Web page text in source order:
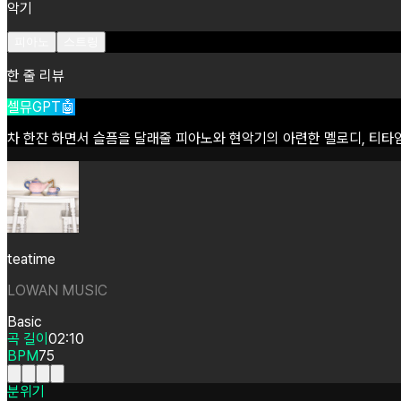
악기
한 줄 리뷰
셀뮤GPT🤖
차 한잔 하면서 슬픔을 달래줄 피아노와 현악기의 아련한 멜로디, 티타
teatime
LOWAN MUSIC
Basic
곡 길이 02:10
BPM75
분위기